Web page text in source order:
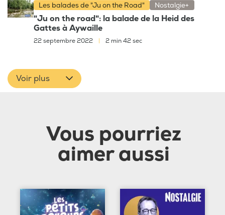
Les balades de "Ju on the Road" Nostalgie+
"Ju on the road": la balade de la Heid des
Gattes à Aywaille
22 septembre 2022 2 min 42 sec
Voir plus
Vous pourriez
aimer aussi